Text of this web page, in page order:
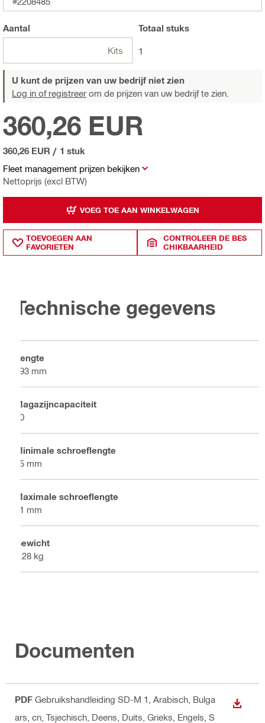
Aantal
Kits
Totaal stuks
1
U kunt de prijzen van uw bedrijf niet zien
Log in of registreer om de prijzen van uw bedrijf te zien.
Fleet management prijzen bekijken
Nettoprijs (excl BTW)
360,26 EUR
360,26 EUR / 1 stuk
VOEG TOE AAN WINKELWAGEN
TOEVOEGEN AAN
FAVORIETEN
CONTROLEER DE BES
CHIKBAARHEID
Technische gegevens
Lengte
193 mm
Magazijncapaciteit
40
Minimale schroeflengte
25 mm
Maximale schroeflengte
51 mm
Gewicht
0.28 kg
Documenten
PDF Gebruikshandleiding SD-M 1 , Arabisch, Bulga
ars, cn, Tsjechisch, Deens, Duits, Grieks, Engels, S